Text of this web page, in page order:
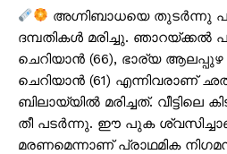
അഗ്നിബാധയെ തുടർന്നു
ദമ്പതികള്‍ മരിച്ചു. ഞാറയ്ക്കല്‍
ചെറിയാൻ (66), ഭാര്യ ആലപ്പുഴ
ചെറിയാൻ (61) എന്നിവരാണ്
ബിലായ്‍യില്‍ മരിച്ചത്. വീട്ടിലെ
തീ പടർന്നു. ഈ പുക
മരണമെന്നാണ് പ്രാഥമിക